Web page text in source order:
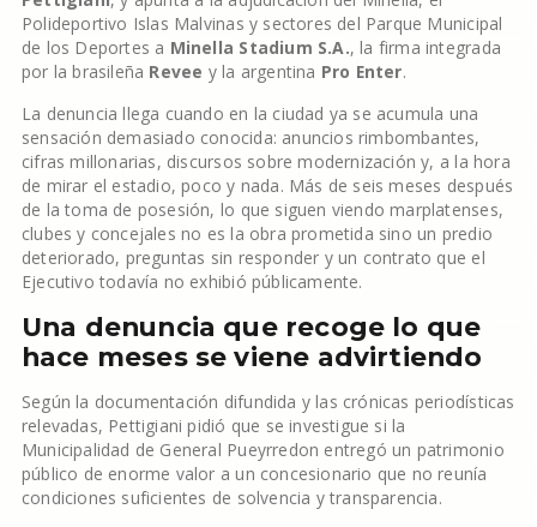
Polideportivo Islas Malvinas y sectores del Parque Municipal
de los Deportes a Minella Stadium S.A., la firma integrada
por la brasileña Revee y la argentina Pro Enter.
La denuncia llega cuando en la ciudad ya se acumula una
sensación demasiado conocida: anuncios rimbombantes,
cifras millonarias, discursos sobre modernización y, a la hora
de mirar el estadio, poco y nada. Más de seis meses después
de la toma de posesión, lo que siguen viendo marplatenses,
clubes y concejales no es la obra prometida sino un predio
deteriorado, preguntas sin responder y un contrato que el
Ejecutivo todavía no exhibió públicamente.
Una denuncia que recoge lo que
hace meses se viene advirtiendo
Según la documentación difundida y las crónicas periodísticas
relevadas, Pettigiani pidió que se investigue si la
Municipalidad de General Pueyrredon entregó un patrimonio
público de enorme valor a un concesionario que no reunía
condiciones suficientes de solvencia y transparencia.